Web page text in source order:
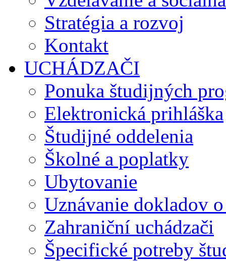
Stratégia a rozvoj
Kontakt
UCHÁDZAČI
Ponuka študijných
Elektronická prihláška
Študijné oddelenia
Školné a poplatky
Ubytovanie
Uznávanie dokladov
Zahraniční uchádzači
Špecifické potreby